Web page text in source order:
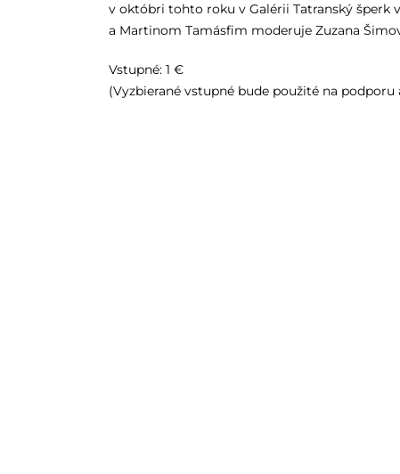
v októbri tohto roku v Galérii Tatranský šperk
a Martinom Tamásfim moderuje Zuzana
Vstupné: 1 €
(Vyzbierané vstupné bude použité na